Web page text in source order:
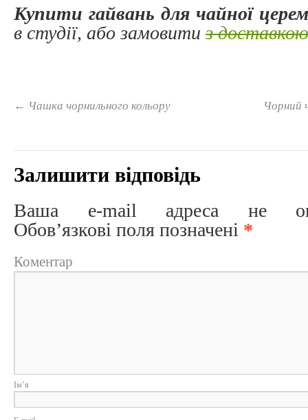
Купити гайвань для чайної
в студії, або замовитиз доставкою
← Чашка чорнильного кольору Чорний
Залишити відповідь
Ваша e-mail адреса не
Обов’язкові поля позначені *
Коментар